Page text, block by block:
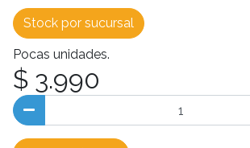
Stock por sucursal
Pocas unidades.
$ 3.990